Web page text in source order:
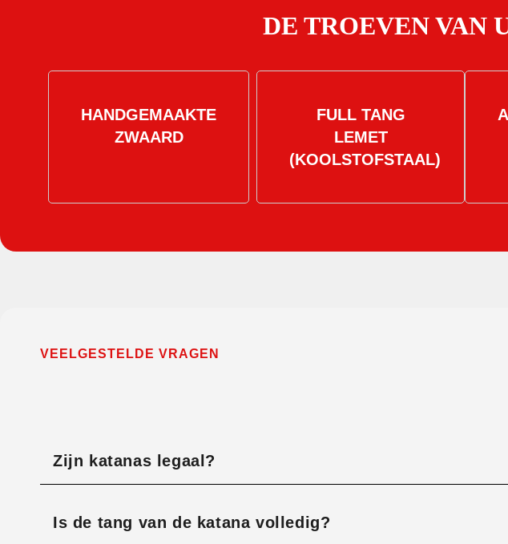
DE TROEVEN VAN
HANDGEMAAKTE
ZWAARD
FULL TANG
LEMET
(KOOLSTOFSTAAL)
VEELGESTELDE VRAGEN
Zijn katanas legaal?
Is de tang van de katana volledig?